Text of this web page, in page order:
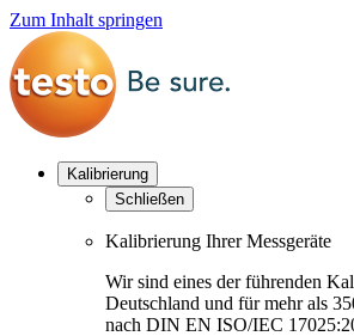
Zum Inhalt springen
Kalibrierung
Schließen
Kalibrierung Ihrer Messgeräte
Wir sind eines der führenden
Deutschland und für mehr als
nach DIN EN ISO/IEC